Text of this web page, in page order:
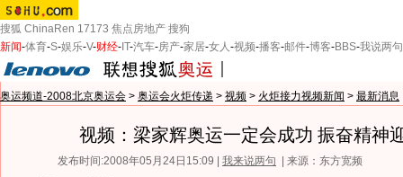
搜狐 ChinaRen 17173 焦点房地产 搜狗
新闻-体育-S-娱乐-V-财经- IT-汽车-房产-家居-女人-视频-播客-邮件-博客-BBS-我说两句
奥运频道-2008北京奥运会 > 奥运会火炬传递 > 视频 > 火炬接力视频新闻 > 最新消息
视频：梁家辉奥运一定会成功 振奋精神
发布时间:2008年05月24日15:09 | 我来说两句
| 来源：东方宽频